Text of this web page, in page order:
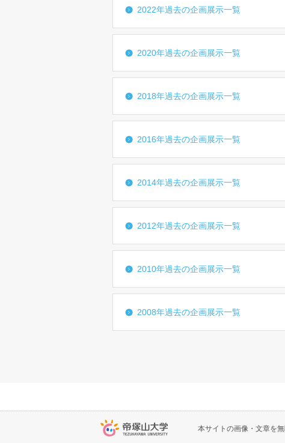
2022年過去の企画展示一覧
2020年過去の企画展示一覧
2018年過去の企画展示一覧
2016年過去の企画展示一覧
2014年過去の企画展示一覧
2012年過去の企画展示一覧
2010年過去の企画展示一覧
2008年過去の企画展示一覧
本サイトの画像・文章を